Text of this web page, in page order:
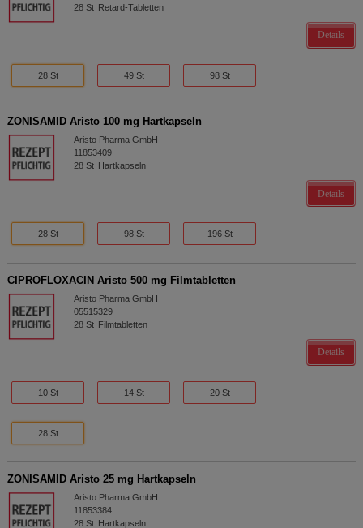
28 St Retard-Tabletten
Details
28 St 49 St 98 St
ZONISAMID Aristo 100 mg Hartkapseln
Aristo Pharma GmbH
11853409
28 St Hartkapseln
Details
28 St 98 St 196 St
CIPROFLOXACIN Aristo 500 mg Filmtabletten
Aristo Pharma GmbH
05515329
28 St Filmtabletten
Details
10 St 14 St 20 St
28 St
ZONISAMID Aristo 25 mg Hartkapseln
Aristo Pharma GmbH
11853384
28 St Hartkapseln